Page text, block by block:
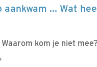
... Wat
kom je niet